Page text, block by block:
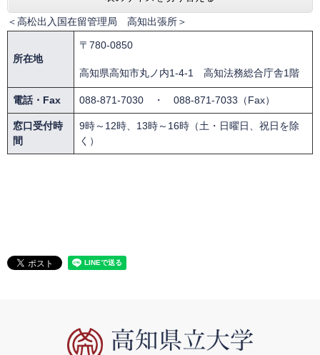
所在地
〒780-0850
高知県高知市丸ノ内1-4-1 高知法務総合庁舎1階
＜高松出入国在留管理局 高知出張所＞
電話・Fax 088-871-7030 ・ 088-871-7033（Fax）
窓口受付時
間
9時～12時、13時～16時（土・日曜日、祝日を除
く）